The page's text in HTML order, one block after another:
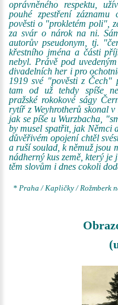
oprávněného respektu,
pouhé zpestření záznamu
pověsti o "prokletém poli",
za svár o nárok na ni.
autorův pseudonym, tj.
křestního jména a části
nebyl. Právě pod
divadelních her i pro
1919 své "pověsti z Čech"
tam od už tehdy spíše
pražské rokokové ságy
rytíř z Weyhrotherů skonal
jak se píše u Wurzbacha,
by musel spatřit, jak Němci
důvěřivém opojení chtěl
a ruší soulad, k němuž jsou
nádherný kus země, který
těm slovům i dnes cokoli
* Praha / Kapličky / Rožmberk